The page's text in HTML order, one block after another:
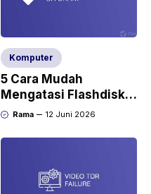
Komputer
5 Cara Mudah
Mengatasi Flashdisk
Tidak Bisa Diformat
Rama 12 Juni 2026